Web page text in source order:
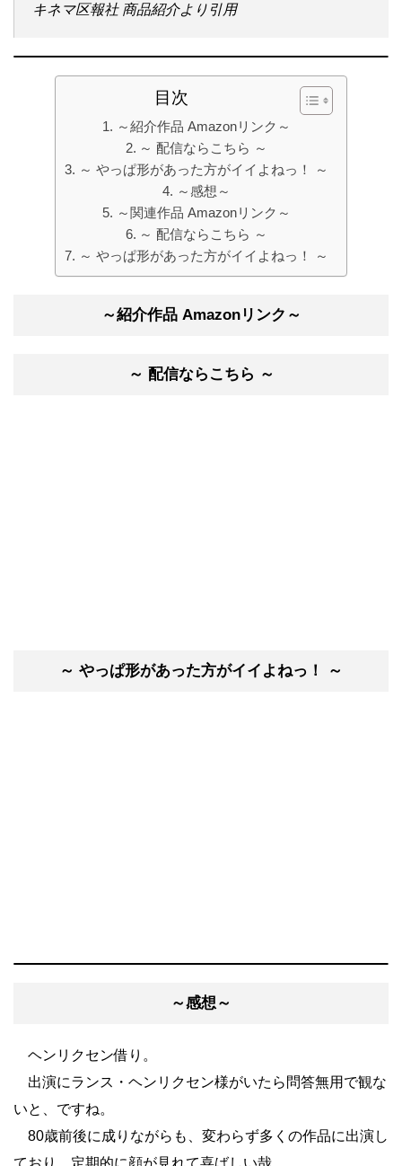
キネマ区報社 商品紹介より引用
目次
～紹介作品 Amazonリンク～
～ 配信ならこちら ～
～ やっぱ形があった方がイイよねっ！ ～
～感想～
～関連作品 Amazonリンク～
～ 配信ならこちら ～
～ やっぱ形があった方がイイよねっ！ ～
～紹介作品 Amazonリンク～
～ 配信ならこちら ～
～ やっぱ形があった方がイイよねっ！ ～
～感想～
ヘンリクセン借り。
出演にランス・ヘンリクセン様がいたら問答無用で観な
いと、ですね。
80歳前後に成りながらも、変わらず多くの作品に出演し
ており、定期的に顔が見れて喜ばしい哉。